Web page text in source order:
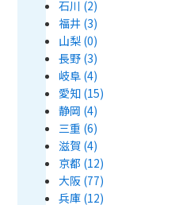
石川 (2)
福井 (3)
山梨 (0)
長野 (3)
岐阜 (4)
愛知 (15)
静岡 (4)
三重 (6)
滋賀 (4)
京都 (12)
大阪 (77)
兵庫 (12)